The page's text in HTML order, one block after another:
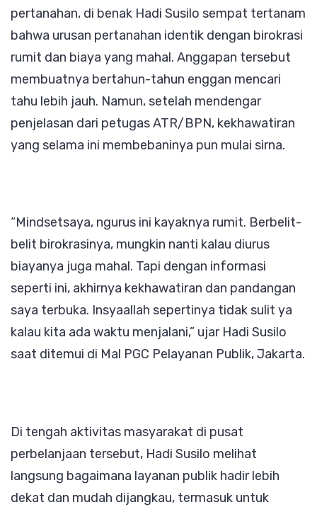
pertanahan, di benak Hadi Susilo sempat tertanam
bahwa urusan pertanahan identik dengan birokrasi
rumit dan biaya yang mahal. Anggapan tersebut
membuatnya bertahun-tahun enggan mencari
tahu lebih jauh. Namun, setelah mendengar
penjelasan dari petugas ATR/BPN, kekhawatiran
yang selama ini membebaninya pun mulai sirna.
“Mindsetsaya, ngurus ini kayaknya rumit. Berbelit-
belit birokrasinya, mungkin nanti kalau diurus
biayanya juga mahal. Tapi dengan informasi
seperti ini, akhirnya kekhawatiran dan pandangan
saya terbuka. Insyaallah sepertinya tidak sulit ya
kalau kita ada waktu menjalani,” ujar Hadi Susilo
saat ditemui di Mal PGC Pelayanan Publik, Jakarta.
Di tengah aktivitas masyarakat di pusat
perbelanjaan tersebut, Hadi Susilo melihat
langsung bagaimana layanan publik hadir lebih
dekat dan mudah dijangkau, termasuk untuk